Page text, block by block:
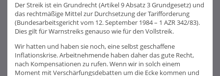
Der Streik ist ein Grundrecht (Artikel 9 Absatz 3 Grundgesetz) und
das rechtmäßige Mittel zur Durchsetzung der Tarifforderung
(Bundesarbeitsgericht vom 12. September 1984 – 1 AZR 342/83).
Dies gilt für Warnstreiks genauso wie für den Vollstreik.
Wir hatten und haben sie noch, eine selbst geschaffene
Inflationskrise. Arbeitnehmende haben daher das gute Recht,
nach Kompensationen zu rufen. Wenn wir in solch einem
Moment mit Verschärfungsdebatten um die Ecke kommen und